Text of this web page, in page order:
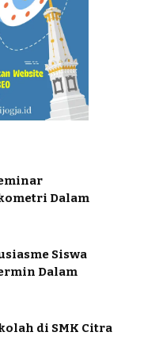
Dalam
Siswa
Dalam
di SMK Citra